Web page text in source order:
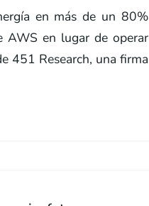
en más de un 80%
AWS en lugar de operar
451 Research, una firma